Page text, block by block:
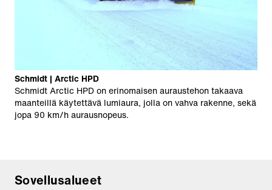
Schmidt | Arctic HPD
Schmidt Arctic HPD on erinomaisen auraustehon takaava
maanteillä käytettävä lumiaura, jolla on vahva rakenne, sekä
jopa 90 km/h aurausnopeus.
Sovellusalueet